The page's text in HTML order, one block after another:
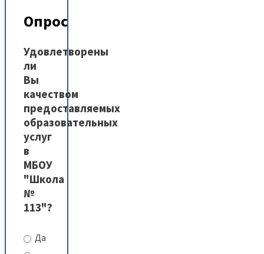
Опрос
Удовлетворены
ли
Вы
качеством
предоставляемых
образовательных
услуг
в
МБОУ
"Школа
№
113"?
Да